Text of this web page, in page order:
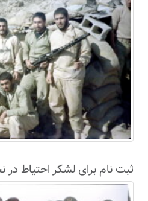
ثبت نام برای لشکر احتیاط در